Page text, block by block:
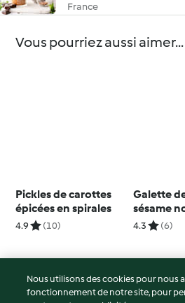
France
Vous pourriez aussi aimer...
Pickles de carottes
épicées en spirales
4.9 (10)
Galette
sésame
de yuzu
4.3 (6)
© Copyright 2026
Nous utilisons des cookies pour nous
fonctionnement de notre site, pour